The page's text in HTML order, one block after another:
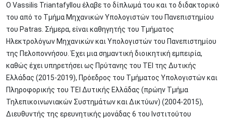
Ο Vassilis Triantafyllou έλαβε το δίπλωμά του και το διδακτορικό
του από το Τμήμα Μηχανικών Υπολογιστών του Πανεπιστημίου
του Patras. Σήμερα, είναι καθηγητής του Τμήματος
Ηλεκτρολόγων Μηχανικών και Υπολογιστών του Πανεπιστημίου
της Πελοποννήσου. Έχει μια σημαντική διοικητική εμπειρία,
καθώς έχει υπηρετήσει ως Πρύτανης του TEI της Δυτικής
Ελλάδας (2015-2019), Πρόεδρος του Τμήματος Υπολογιστών και
Πληροφορικής του ΤΕΙ Δυτικής Ελλάδας (πρώην Τμήμα
Τηλεπικοινωνιακών Συστημάτων και Δικτύων) (2004-2015),
Διευθυντής της ερευνητικής μονάδας 6 του Ινστιτούτου